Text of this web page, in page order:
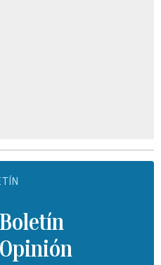
Boletín
Opinión